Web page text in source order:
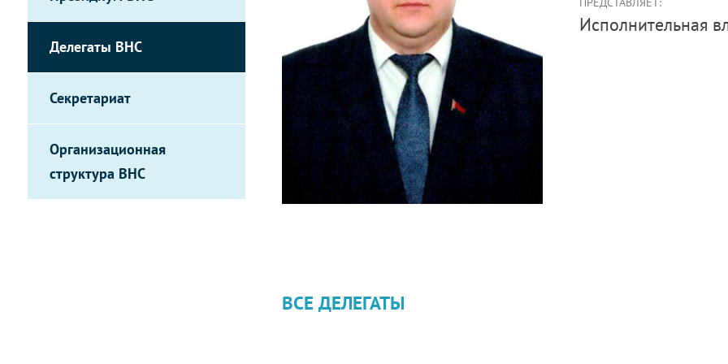
Делегаты ВНС
Секретариат
Организационная
структура ВНС
Иcполнительная
ВСЕ ДЕЛЕГАТЫ